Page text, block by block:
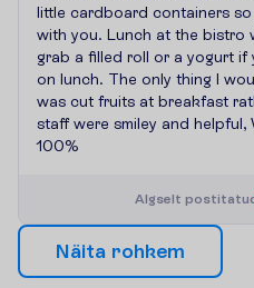
little cardboard containers
with you. Lunch at the bistro
grab a filled roll or a yogurt
on lunch. The only thing I
was cut fruits at breakfast
staff were smiley and
100%
Algselt postitatu
Näita rohkem